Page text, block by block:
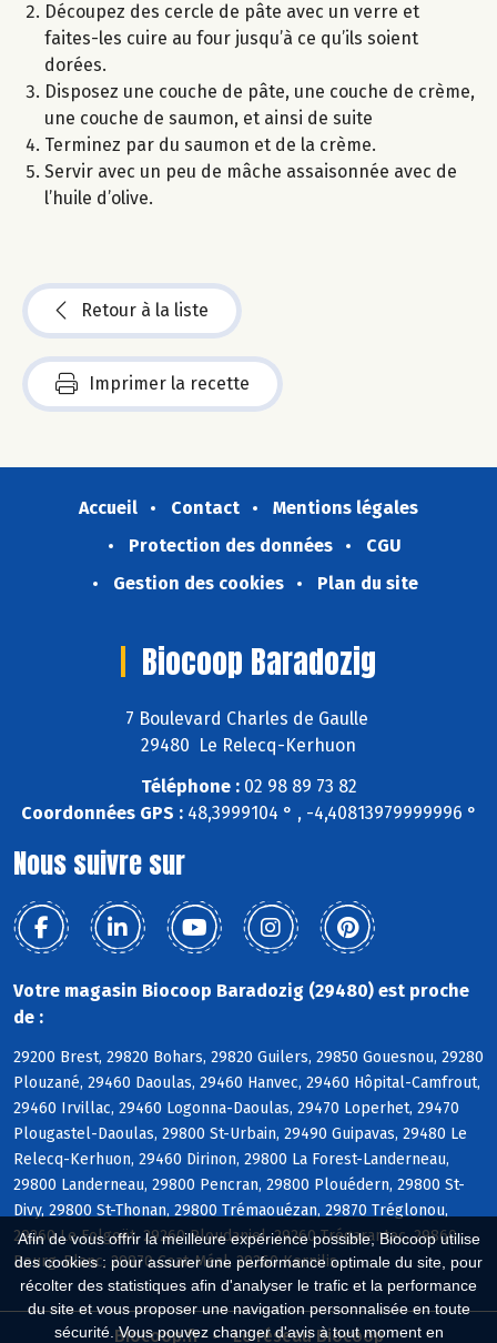
Afin de vous offrir la meilleure expérience possible, Biocoop utilise
des cookies : pour assurer une performance optimale du site, pour
récolter des statistiques afin d'analyser le trafic et la performance
du site et vous proposer une navigation personnalisée en toute
sécurité. Vous pouvez changer d'avis à tout moment en
Découpez des cercle de pâte avec un verre et
faites-les cuire au four jusqu’à ce qu’ils soient
dorées.
Disposez une couche de pâte, une couche de crème,
une couche de saumon, et ainsi de suite
Terminez par du saumon et de la crème.
Servir avec un peu de mâche assaisonnée avec de
l’huile d’olive.
Retour à la liste
Imprimer la recette
Accueil Contact
Mentions légales
Protection des données
CGU
Gestion des cookies
Plan du site
Biocoop Baradozig
7 Boulevard Charles de Gaulle
29480 Le Relecq-Kerhuon
Téléphone :02 98 89 73 82
Coordonnées GPS :48,3999104 ° , -4,40813979999996 °
Nous suivre sur
Votre magasin Biocoop Baradozig (29480) est proche
de :
29200 Brest, 29820 Bohars, 29820 Guilers, 29850 Gouesnou, 29280
Plouzané, 29460 Daoulas, 29460 Hanvec, 29460 Hôpital-Camfrout,
29460 Irvillac, 29460 Logonna-Daoulas, 29470 Loperhet, 29470
Plougastel-Daoulas, 29800 St-Urbain, 29490 Guipavas, 29480 Le
Relecq-Kerhuon, 29460 Dirinon, 29800 La Forest-Landerneau,
29800 Landerneau, 29800 Pencran, 29800 Plouédern, 29800 St-
Divy, 29800 St-Thonan, 29800 Trémaouézan, 29870 Tréglonou,
29260 Le Folgoët, 29260 Ploudaniel, 29260 Trégarantec, 29860
Bourg-Blanc, 29870 Coat-Méal, 29260 Kernilis
Biocoop.fr Le réseau Biocoop